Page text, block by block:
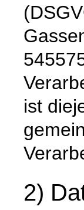
ist
2)